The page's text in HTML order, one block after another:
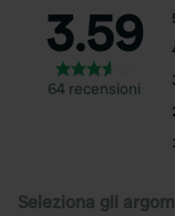
3.59
64 recensioni
Seleziona gli